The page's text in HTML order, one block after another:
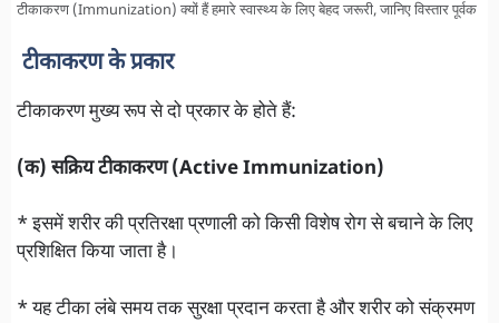
टीकाकरण (Immunization) क्यों हैं हमारे स्वास्थ्य के लिए बेहद जरूरी, जानिए विस्तार पूर्वक
टीकाकरण के प्रकार
टीकाकरण मुख्य रूप से दो प्रकार के होते हैं:
(क) सक्रिय टीकाकरण (Active Immunization)
* इसमें शरीर की प्रतिरक्षा प्रणाली को किसी विशेष रोग से बचाने के लिए
प्रशिक्षित किया जाता है।
* यह टीका लंबे समय तक सुरक्षा प्रदान करता है और शरीर को संक्रमण